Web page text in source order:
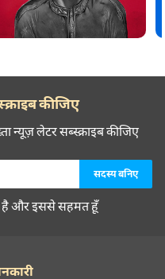
कीजिए
न्यूज़ लेटर सब्स्क्राइब कीजिए
है और इससे सहमत हूँ